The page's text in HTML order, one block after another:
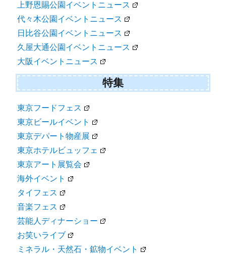
上野恩賜公園イベントニュース
代々木公園イベントニュース
日比谷公園イベントニュース
久屋大通公園イベントニュース
大阪イベントニュース
特集
東京フードフェス
東京ビールイベント
東京デパート物産展
東京ホテルビュッフェ
東京アート展覧会
海外イベント
タイフェス
音楽フェス
芸能人ディナーショー
お笑いライブ
ミネラル・天然石・鉱物イベント